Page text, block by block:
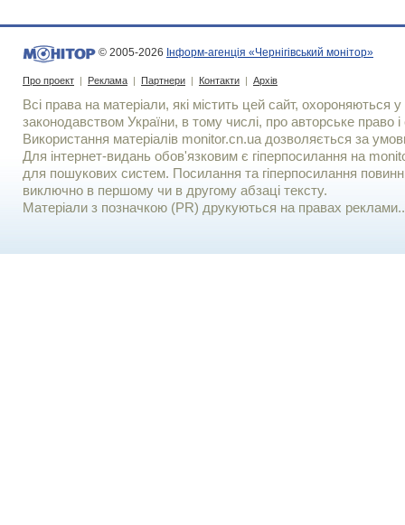
© 2005-2026 Інформ-агенція «Чернігівський монітор»
Про проект | Реклама | Партнери | Контакти | Архів
Всі права на матеріали, які містить цей сайт, охороняються у
законодавством України, в тому числі, про авторське право і
Використання матерiалiв monitor.cn.ua дозволяється за
Для iнтернет-видань обов'язковим є гiперпосилання на
для пошукових систем. Посилання та гіперпосилання
виключно в першому чи в другому абзаці тексту.
Матеріали з позначкою (PR) друкуються на правах реклами..